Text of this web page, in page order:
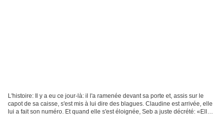
L'histoire: Il y a eu ce jour-là: il l'a ramenée devant sa porte et, assis sur le
capot de sa caisse, s'est mis à lui dire des blagues. Claudine est arrivée, elle
lui a fait son numéro. Et quand elle s'est éloignée, Seb a juste décrété: «Elle